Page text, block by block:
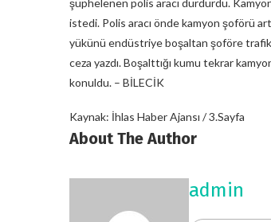
istedi. Polis aracı önde kamyon şoförü
yükünü endüstriye boşaltan şoföre trafik
ceza yazdı. Boşalttığı kumu tekrar
konuldu. – BİLECİK
Kaynak: İhlas Haber Ajansı / 3.Sayfa
About The Author
admin